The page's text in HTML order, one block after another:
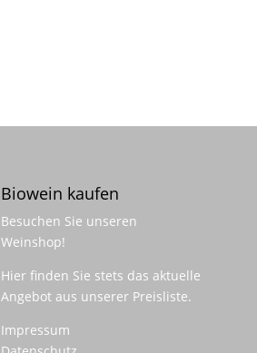
Biowein kaufen
Besuchen Sie unseren
Weinshop!
Hier finden Sie stets das aktuelle
Angebot aus unserer Preisliste.
Impressum